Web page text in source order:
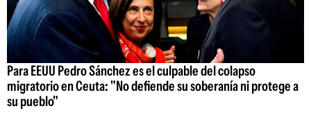
Para EEUU Pedro Sánchez es el culpable del colapso
migratorio en Ceuta: "No defiende su soberanía ni protege a
su pueblo"